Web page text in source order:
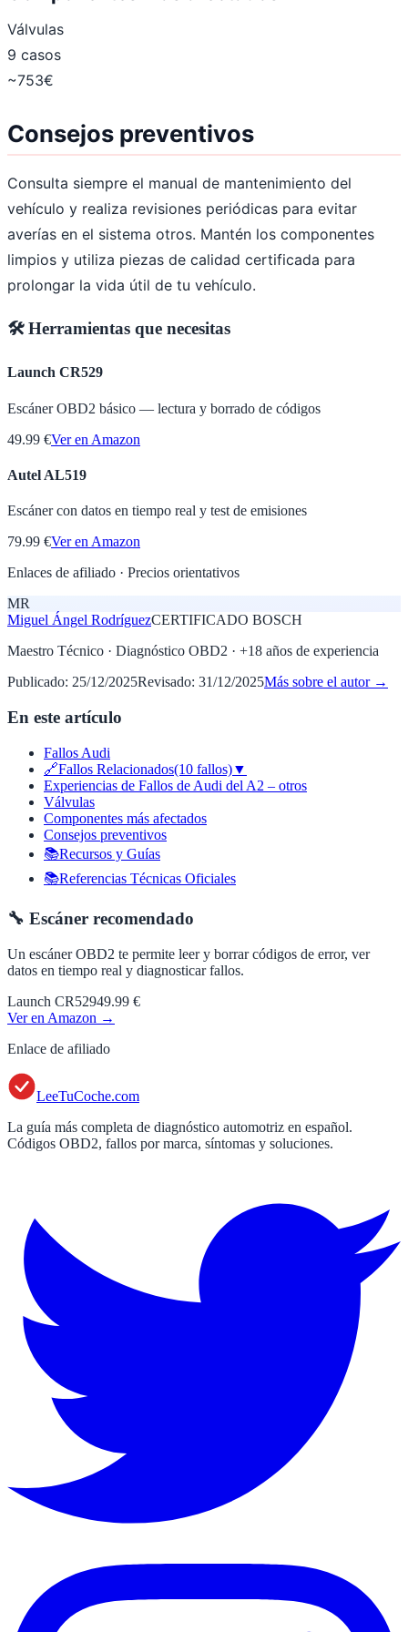
Válvulas
9 casos
~753€
Consejos preventivos
Consulta siempre el manual de mantenimiento del
vehículo y realiza revisiones periódicas para evitar
averías en el sistema otros. Mantén los componentes
limpios y utiliza piezas de calidad certificada para
prolongar la vida útil de tu vehículo.
🛠️ Herramientas que necesitas
Launch CR529
Escáner OBD2 básico — lectura y borrado de códigos
49.99 €Ver en Amazon
Autel AL519
Escáner con datos en tiempo real y test de emisiones
79.99 €Ver en Amazon
Enlaces de afiliado · Precios orientativos
MR
Miguel Ángel RodríguezCERTIFICADO BOSCH
Maestro Técnico · Diagnóstico OBD2 · +18 años de experiencia
Publicado: 25/12/2025Revisado: 31/12/2025Más sobre el autor →
En este artículo
Fallos Audi
🔗Fallos Relacionados(10 fallos)▼
Experiencias de Fallos de Audi del A2 – otros
Válvulas
Componentes más afectados
Consejos preventivos
📚Recursos y Guías
📚Referencias Técnicas Oficiales
🔧 Escáner recomendado
Un escáner OBD2 te permite leer y borrar códigos de error, ver
datos en tiempo real y diagnosticar fallos.
Launch CR52949.99 €
Ver en Amazon →
Enlace de afiliado
LeeTuCoche.com
La guía más completa de diagnóstico automotriz en español.
Códigos OBD2, fallos por marca, síntomas y soluciones.